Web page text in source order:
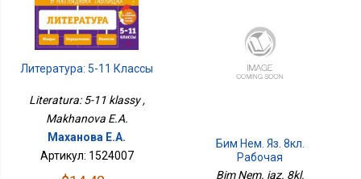
Литература: 5-11 Классы
Literatura: 5-11 klassy ,
Makhanova E.A.
Маханова Е.А.
Артикул: 1524007
Бим Нем. Яз. 8кл.
Рабочая
ТетрадьФП2019 ИП
Bim Nem. iaz. 8kl.